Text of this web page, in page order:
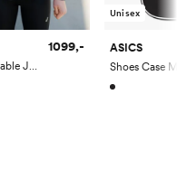
Road Packable Jacket
1099,-
Unisex
ASICS
Shoes Case M